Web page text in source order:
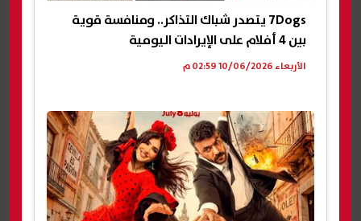
7Dogs يتصدر شباك التذاكر.. ومنافسة قوية
بين 4 أفلام على الإيرادات اليومية
الأربعاء 10/06/2026 02:59 م